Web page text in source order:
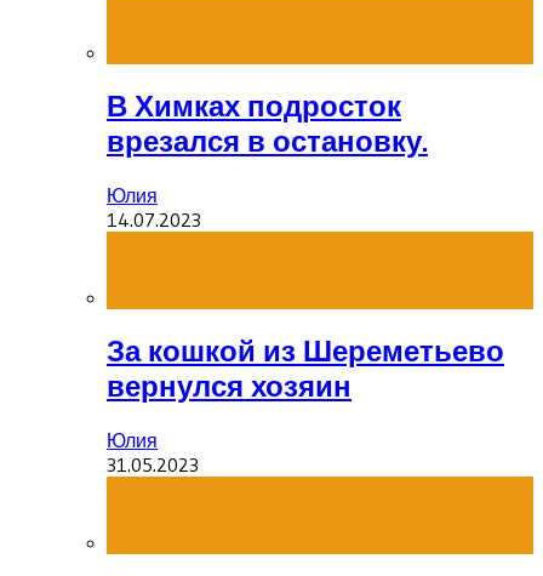
В Химках подросток
врезался в остановку.
Юлия
14.07.2023
За кошкой из Шереметьево
вернулся хозяин
Юлия
31.05.2023